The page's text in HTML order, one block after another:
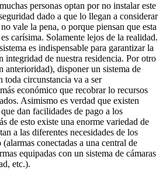
personas optan por no instalar este
dado a que lo llegan a considerar
vale la pena, o porque piensan que esta
carísima. Solamente lejos de la realidad.
es indispensable para garantizar la
integridad de nuestra residencia. Por otro
anterioridad), disponer un sistema de
toda circunstancia va a ser
económico que recobrar lo recursos
Asimismo es verdad que existen
dan facilidades de pago a los
de esto existe una enorme variedad de
a las diferentes necesidades de los
conectadas a una central de
equipadas con un sistema de cámaras
etc.).